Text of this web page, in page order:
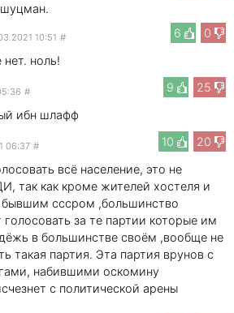
6
0
10:51 #
ноль!
9
25
#
ибн шлафф
10
20
06:37 #
всё население, это не
так как кроме жителей хостеля и
бывшим сссром ,большинство
голосовать за те партии которые им
в большинстве своём ,вообще не
такая партия. Эта партия врунов с
набившими оскомину
с политической арены